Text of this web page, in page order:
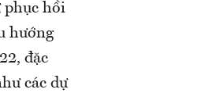
phục hồi
hướng
đặc
các dự